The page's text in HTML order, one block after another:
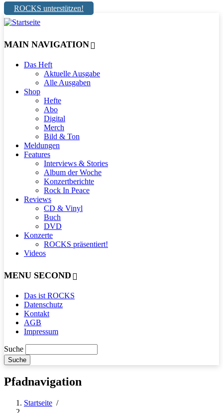
ROCKS unterstützen!
MAIN NAVIGATION
Das Heft
Aktuelle Ausgabe
Alle Ausgaben
Shop
Hefte
Abo
Digital
Merch
Bild & Ton
Meldungen
Features
Interviews & Stories
Album der Woche
Konzertberichte
Rock In Peace
Reviews
CD & Vinyl
Buch
DVD
Konzerte
ROCKS präsentiert!
Videos
MENU SECOND
Das ist ROCKS
Datenschutz
Kontakt
AGB
Impressum
Suche
Pfadnavigation
Startseite /